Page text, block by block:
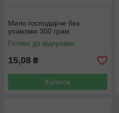
Мило господарче без
упаковки 300 грам
Готово до відправки
15,08 ₴
Купити